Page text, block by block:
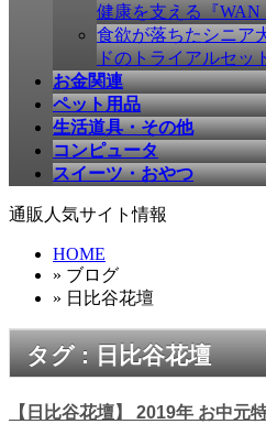
健康を支える『WAN
食欲が落ちたシニア
ドのトライアルセッ
お金関連
ペット用品
生活道具・その他
コンピュータ
スイーツ・おやつ
通販人気サイト情報
HOME
» ブログ
» 日比谷花壇
タグ : 日比谷花壇
【日比谷花壇】 2019年 お中元